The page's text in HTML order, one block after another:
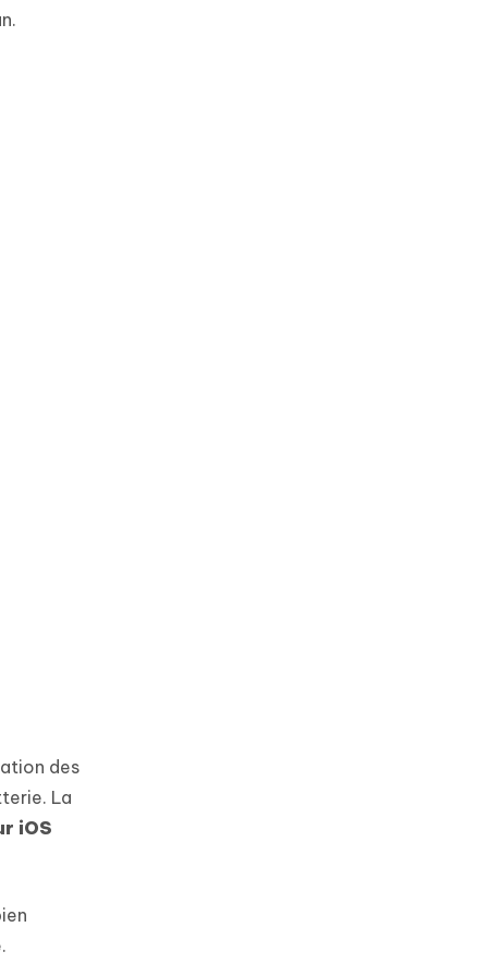
des
La
iOS